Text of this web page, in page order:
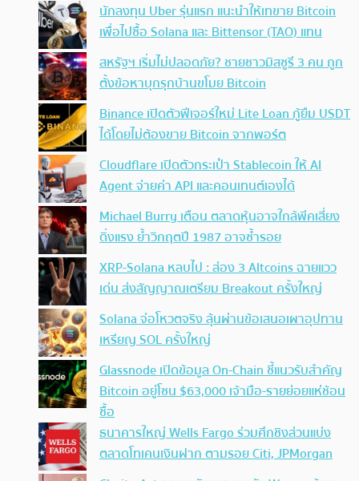
นักลงทุน Uber รุ่นแรก แนะนำให้เทขาย Bitcoin
เพื่อไปซื้อ Solana และ Bittensor (TAO) แทน
สหรัฐฯ เริ่มไม่ปลอดภัย? ชายชาวมิสซูรี 3 คน ถูก
ตั้งข้อหาบุกรุกบ้านขโมย Bitcoin
Binance เปิดตัวฟีเจอร์ใหม่ Lite Loan กู้ยืม USDT
ได้โดยไม่ต้องขาย Bitcoin จากพอร์ต
Cloudflare เปิดตัวกระเป๋า Stablecoin ให้ AI
Agent จ่ายค่า API และคอนเทนต์เองได้
Michael Burry เตือน ตลาดหุ้นอาจใกล้พีคเสี่ยง
ดิ่งแรง ย้ำวิกฤตปี 1987 อาจซ้ำรอย
XRP-Solana หลบไป : ส่อง 3 Altcoins ฉายแวว
เด่น ส่งสัญญาณเตรียม Breakout ครั้งใหญ่
Solana จ่อโหวตจริง ลุ้นผ่านข้อเสนอเผาอุปทาน
เหรียญ SOL ครั้งใหญ่
Glassnode เปิดข้อมูล On-Chain ชี้แนวรับสำคัญ
Bitcoin อยู่โซน $63,000 เจ้ามือ-รายย่อยแห่ช้อน
ซื้อ
ธนาคารใหญ่ Wells Fargo ร่วมศึกชิงส่วนแบ่ง
ตลาดโทเคนเงินฝาก ตามรอย Citi, JPMorgan